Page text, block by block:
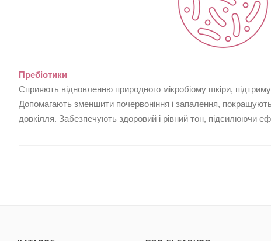
Пребіотики
Сприяють відновленню природного мікробіому шкіри,
Допомагають зменшити почервоніння і запалення,
довкілля. Забезпечують здоровий і рівний тон, підсилюючи